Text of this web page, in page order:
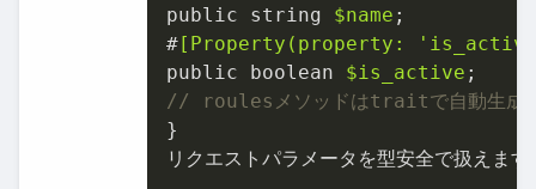
public string $name ;
# [Property(property:
public boolean $is_active
// roulesメソッドはtraitで自動生成し
}
リクエストパラメータを型安全で扱えま